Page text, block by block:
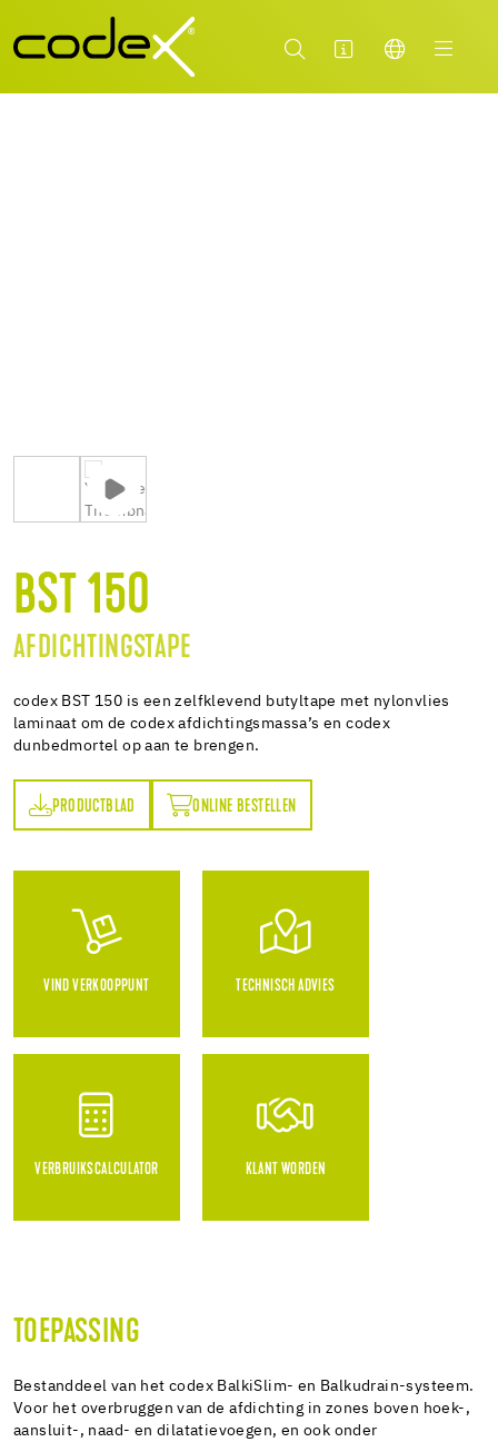
BST 150
AFDICHTINGSTAPE
codex BST 150 is een zelfklevend butyltape met nylonvlies
laminaat om de codex afdichtingsmassa’s en codex
dunbedmortel op aan te brengen.
PRODUCTBLAD ONLINE BESTELLEN
ONLINE BESTELLEN
VIND VERKOOPPUNT TECHNISCH ADVIES
VERBRUIKSCALCULATOR KLANT WORDEN
TOEPASSING
Bestanddeel van het codex BalkiSlim- en Balkudrain-systeem.
Voor het overbruggen van de afdichting in zones boven hoek-,
aansluit-, naad- en dilatatievoegen, en ook onder